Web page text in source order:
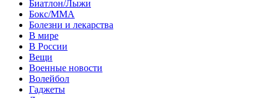
Биатлон/Лыжи
Бокс/MMA
Болезни и лекарства
В мире
В России
Вещи
Военные новости
Волейбол
Гаджеты